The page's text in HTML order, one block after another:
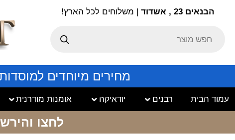
הבנאים 23 , אשדוד | משלוחים לכל הארץ!
מחירים מיוחדים
עמוד הבית רבנים יודאיקה אומנות מודרנית
לחצו